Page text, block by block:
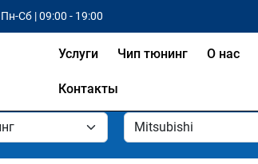
Пн-Сб | 09:00 - 19:00
Услуги Чип тюнинг О нас
Контакты